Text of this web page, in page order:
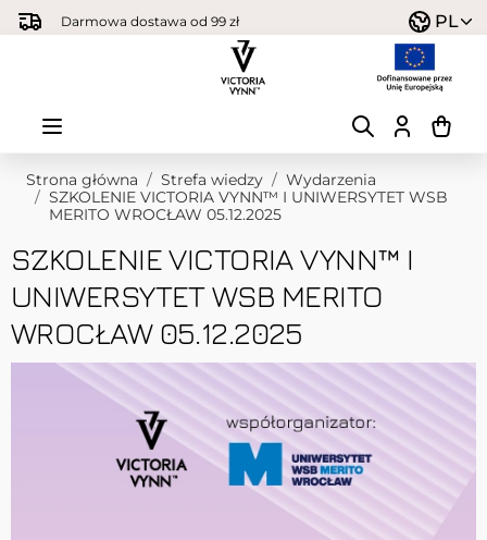
Przejdź do treści
Darmowa dostawa od 99 zł PL
Strona główna / Strefa wiedzy / Wydarzenia
/ SZKOLENIE VICTORIA VYNN™ I UNIWERSYTET WSB
MERITO WROCŁAW 05.12.2025
SZKOLENIE VICTORIA VYNN™ I
UNIWERSYTET WSB MERITO
WROCŁAW 05.12.2025